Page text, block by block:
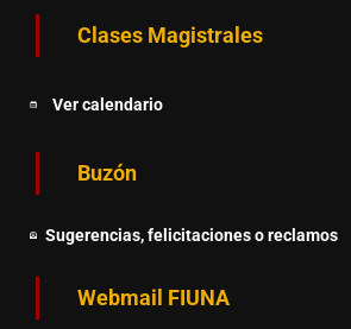
Clases Magistrales
Ver calendario
Buzón
Sugerencias, felicitaciones o reclamos
Webmail FIUNA